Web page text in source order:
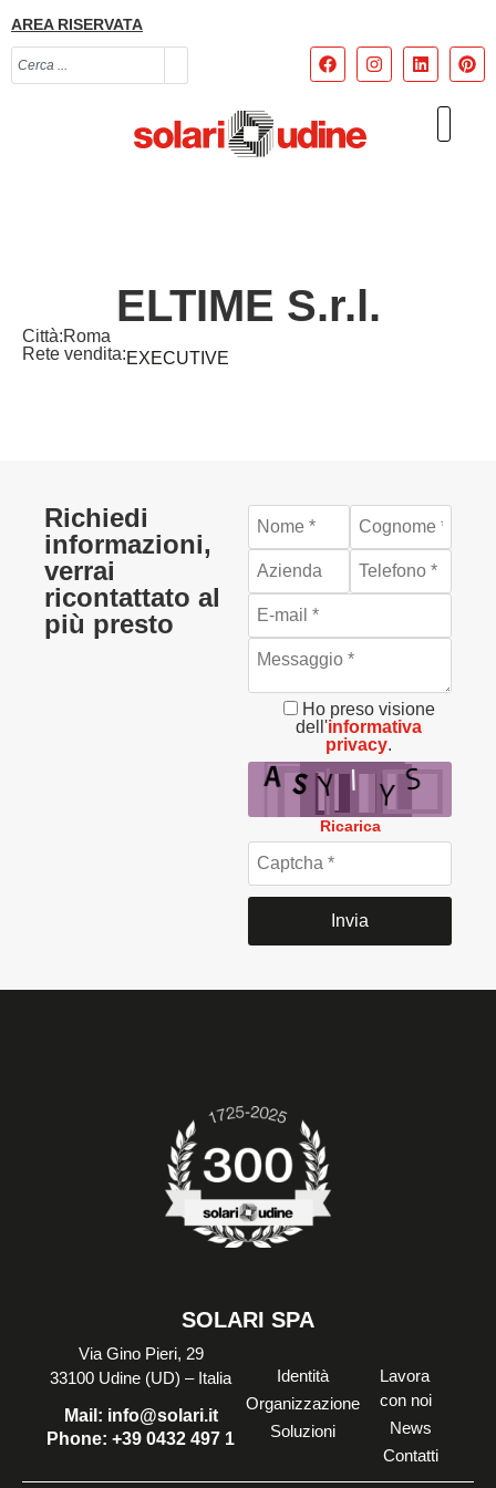
AREA RISERVATA
ELTIME S.r.l.
Città:Roma
Rete vendita:EXECUTIVE
Richiedi
informazioni,
verrai
ricontattato al
più presto
Ho preso visione
dell'informativa
privacy.
Ricarica
SOLARI SPA
Via Gino Pieri, 29
33100 Udine (UD) – Italia
Mail: info@solari.it
Phone: +39 0432 497 1
Identità
Organizzazione
Soluzioni
Lavora
con noi
News
Contatti